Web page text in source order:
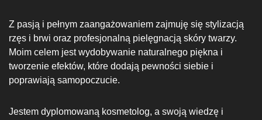
Z pasją i pełnym zaangażowaniem zajmuję się stylizacją
rzęs i brwi oraz profesjonalną pielęgnacją skóry twarzy.
Moim celem jest wydobywanie naturalnego piękna i
tworzenie efektów, które dodają pewności siebie i
poprawiają samopoczucie.
Jestem dyplomowaną kosmetolog, a swoją wiedzę i